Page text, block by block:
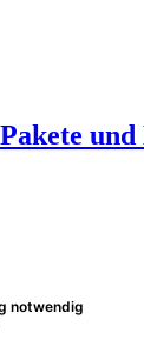
notwendig